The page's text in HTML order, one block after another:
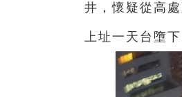
井，懷疑從高
上址一天台墮